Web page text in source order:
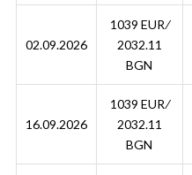
02.09.2026
1039 EUR ∕
2032.11
BGN
16.09.2026
1039 EUR ∕
2032.11
BGN